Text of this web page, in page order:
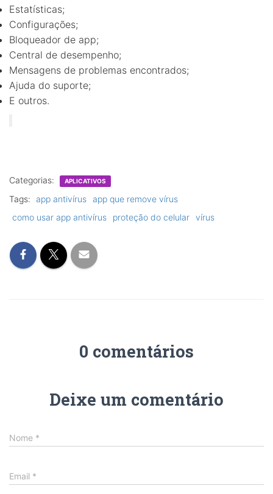
Estatísticas;
Configurações;
Bloqueador de app;
Central de desempenho;
Mensagens de problemas encontrados;
Ajuda do suporte;
E outros.
Categorias: APLICATIVOS
Tags: app antivírus app que remove vírus
como usar app antivírus
proteção do celular vírus
0 comentários
Deixe um comentário
Nome *
Email *